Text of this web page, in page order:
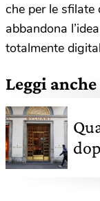
che per le
abbandona
totalmente
Leggi anche